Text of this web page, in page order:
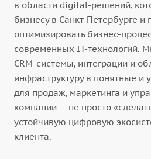
в области digital-решений,
бизнесу в Санкт-Петербурге и
оптимизировать бизнес-
современных IT-технологий.
CRM-системы, интеграции и
инфраструктуру в понятные и
для продаж, маркетинга и
компании — не просто
устойчивую цифровую
клиента.